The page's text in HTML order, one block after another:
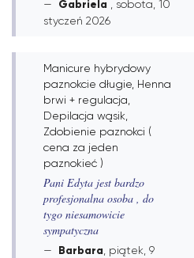
Gabriela
, sobota, 10
styczeń 2026
Manicure hybrydowy
paznokcie długie, Henna
brwi + regulacja,
Depilacja wąsik,
Zdobienie paznokci (
cena za jeden
paznokieć )
Pani Edyta jest bardzo
profesjonalna osoba , do
tygo niesamowicie
sympatyczna
Barbara , piątek, 9